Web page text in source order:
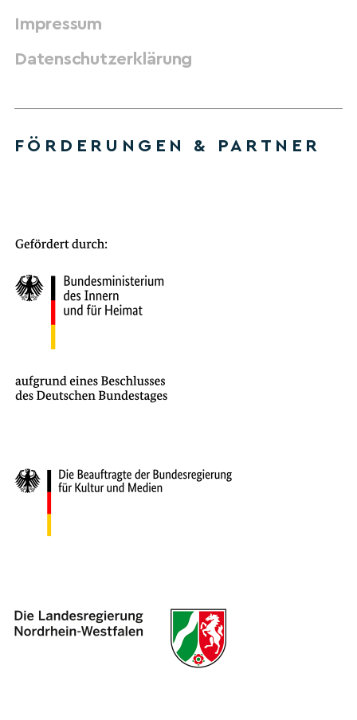
Impressum
Datenschutzerklärung
FÖRDERUNGEN & PARTNER